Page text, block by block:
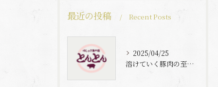
最近の投稿 Recent Posts
2025/04/25
溶けていく豚肉の至福体験